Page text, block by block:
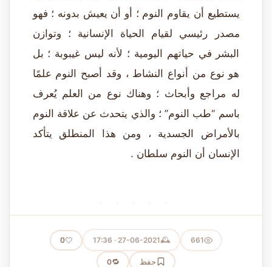
يستطيع أن يقاوم النوم ؛ أو أن يعيش بدونه ؛ فهو
مصدر رئيسي لقيام الحياة الإنسانية ؛ وتوازن
البشر في حياتهم اليومية ؛ لأنه ليس غيبوبة ؛ بل
هو نوع من أنواع النشاط ، وقد أصبح النوم علمًا
له مراجع وأبحاث ؛ وهناك نوع من العلم يُعرف
باسم “طب النوم” ؛ والذي يتحدث عن علاقة النوم
بالأمراض الجسدية ، ومن هذا المنطلق يتأكد
الإنسان أن النوم سلطان .
· · · · ·
661
🕰️
27-06-2021 · 17:36
🤍
0
حفظ 🔁
0